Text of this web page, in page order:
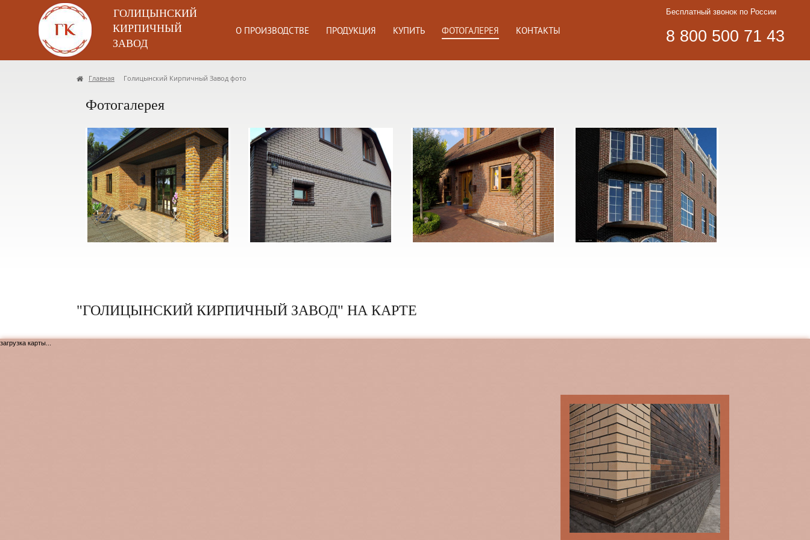
ГОЛИЦЫНСКИЙ
КИРПИЧНЫЙ
ЗАВОД
О ПРОИЗВОДСТВЕ ПРОДУКЦИЯ КУПИТЬ ФОТОГАЛЕРЕЯ КОНТАКТЫ
Бесплатный звонок по России
8 800 500 71 43
Главная Голицынский Кирпичный Завод фото
Фотогалерея
"ГОЛИЦЫНСКИЙ КИРПИЧНЫЙ ЗАВОД" НА КАРТЕ
загрузка карты...